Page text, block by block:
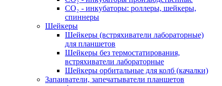
СО₂ - инкубаторы: роллеры, шейкеры,
спиннеры
Шейкеры
Шейкеры (встряхиватели лабораторные)
для планшетов
Шейкеры без термостатирования,
встряхиватели лабораторные
Шейкеры орбитальные для колб (качалки)
Запаиватели, запечатыватели планшетов